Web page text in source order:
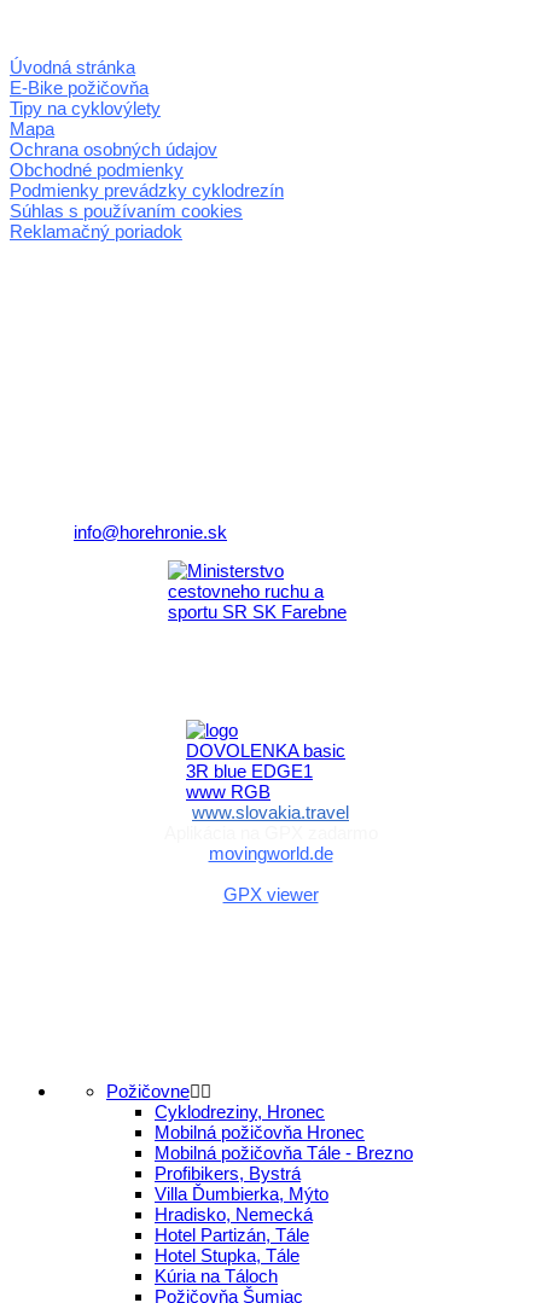
Úvodná stránka
E-Bike požičovňa
Tipy na cyklovýlety
Mapa
Ochrana osobných údajov
Obchodné podmienky
Podmienky prevádzky cyklodrezín
Súhlas s používaním cookies
Reklamačný poriadok
info@horehronie.sk
www.slovakia.travel
movingworld.de
GPX viewer
Požičovne
Cyklodreziny, Hronec
Mobilná požičovňa Hronec
Mobilná požičovňa Tále - Brezno
Profibikers, Bystrá
Villa Ďumbierka, Mýto
Hradisko, Nemecká
Hotel Partizán, Tále
Hotel Stupka, Tále
Kúria na Táloch
Požičovňa Šumiac